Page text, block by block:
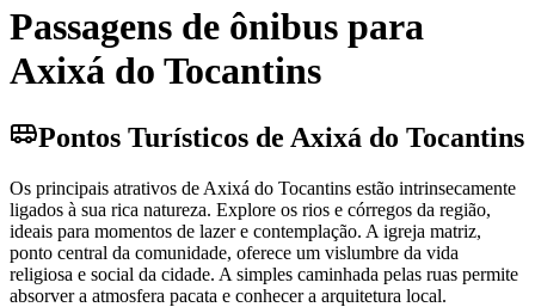
Passagens de ônibus para
Axixá do Tocantins
Pontos Turísticos de Axixá do Tocantins
Os principais atrativos de Axixá do Tocantins estão intrinsecamente
ligados à sua rica natureza. Explore os rios e córregos da região,
ideais para momentos de lazer e contemplação. A igreja matriz,
ponto central da comunidade, oferece um vislumbre da vida
religiosa e social da cidade. A simples caminhada pelas ruas permite
absorver a atmosfera pacata e conhecer a arquitetura local.